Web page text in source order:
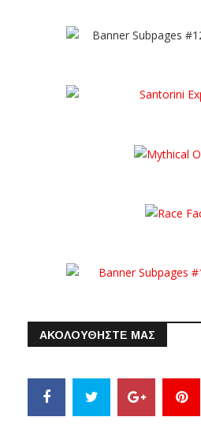
ΑΚΟΛΟΥΘΗΣΤΕ ΜΑΣ